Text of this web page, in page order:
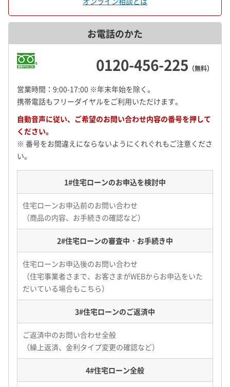
お電話のかた
0120-456-225 （無料）
営業時間：9:00-17:00 ※年末年始を除く。
携帯電話もフリーダイヤルをご利用いただけます。
自動音声に従い、ご希望のお問い合わせ内容の番号を押して
ください。
※ 番号をお間違えにならないようにくれぐれもご注意くださ
い。
1#住宅ローンのお申込を検討中
住宅ローンお申込前のお問い合わせ
（商品の内容、お手続きの確認など）
2#住宅ローンの審査中・お手続き中
住宅ローンお申込後のお問い合わせ
（住宅事業者さまで、お客さまがWEBからお申込をいた
だいている場合もこちら）
3#住宅ローンのご返済中
ご返済中のお問い合わせ全般
（繰上返済、金利タイプ変更の確認など）
4#住宅ローン全般